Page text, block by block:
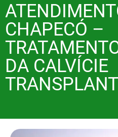
CHAPECÓ –
DA CALVÍCIE